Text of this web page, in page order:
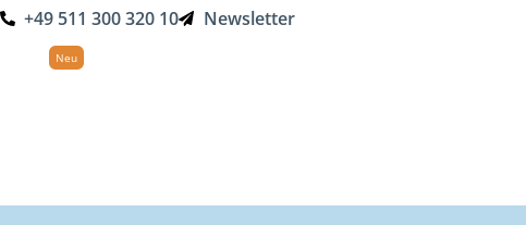
+49 511 300 320 10 Newsletter
Neu